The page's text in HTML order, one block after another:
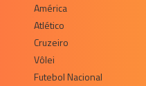
América
Atlético
Cruzeiro
Vôlei
Futebol Nacional